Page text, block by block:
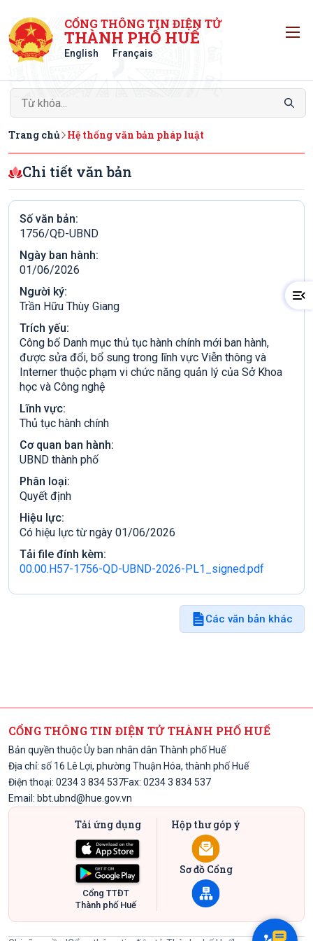
CỔNG THÔNG TIN ĐIỆN TỬ
THÀNH PHỐ HUẾ
English Français
Trang chủ Hệ thống văn bản pháp luật
Chi tiết văn bản
Số văn bản:
1756/QÐ-UBND
Ngày ban hành:
01/06/2026
Người ký:
Trần Hữu Thùy Giang
Trích yếu:
Công bố Danh mục thủ tục hành chính mới ban hành,
được sửa đổi, bổ sung trong lĩnh vực Viễn thông và
Interner thuộc phạm vi chức năng quản lý của Sở Khoa
học và Công nghệ
Lĩnh vực:
Thủ tục hành chính
Cơ quan ban hành:
UBND thành phố
Phân loại:
Quyết định
Hiệu lực:
Có hiệu lực từ ngày 01/06/2026
Tải file đính kèm:
00.00.H57-1756-QD-UBND-2026-PL1_signed.pdf
Các văn bản khác
CỔNG THÔNG TIN ĐIỆN TỬ THÀNH PHỐ HUẾ
Bản quyền thuộc Ủy ban nhân dân Thành phố Huế
Địa chỉ: số 16 Lê Lợi, phường Thuận Hóa, thành phố Huế
Điện thoại: 0234 3 834 537Fax: 0234 3 834 537
Email: bbt.ubnd@hue.gov.vn
Tải ứng dụng
Cổng TTĐT
Thành phố Huế
Hộp thư góp ý
Sơ đồ Cổng